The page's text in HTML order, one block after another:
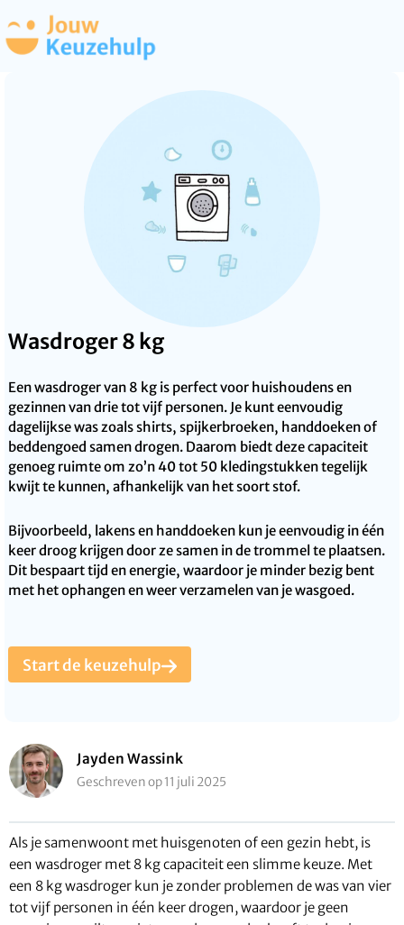
Wasdroger 8 kg
Een wasdroger van 8 kg is perfect voor huishoudens en
gezinnen van drie tot vijf personen. Je kunt eenvoudig
dagelijkse was zoals shirts, spijkerbroeken, handdoeken of
beddengoed samen drogen. Daarom biedt deze capaciteit
genoeg ruimte om zo’n 40 tot 50 kledingstukken tegelijk
kwijt te kunnen, afhankelijk van het soort stof.
Bijvoorbeeld, lakens en handdoeken kun je eenvoudig in één
keer droog krijgen door ze samen in de trommel te plaatsen.
Dit bespaart tijd en energie, waardoor je minder bezig bent
met het ophangen en weer verzamelen van je wasgoed.
Start de keuzehulp
Jayden Wassink
Geschreven op 11 juli 2025
Als je samenwoont met huisgenoten of een gezin hebt, is
een wasdroger met 8 kg capaciteit een slimme keuze. Met
een 8 kg wasdroger kun je zonder problemen de was van vier
tot vijf personen in één keer drogen, waardoor je geen